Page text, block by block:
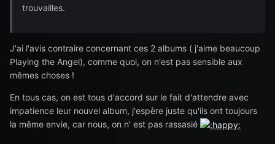
trouvailles.
J'ai l'avis contraire concernant ces 2 albums ( j'aime beaucoup
Playing the Angel), comme quoi, on n'est pas sensible aux
mêmes choses !
En tous cas, on est tous d'accord sur le fait d'attendre avec
impatience leur nouvel album, j'espère juste qu'ils ont toujours
la même envie, car nous, on n' est pas rassasié